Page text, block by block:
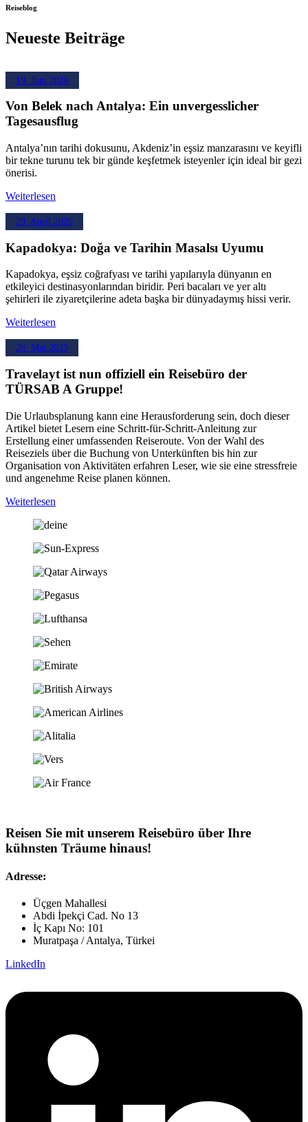
Reiseblog
Neueste Beiträge
19. Juni 2026
Von Belek nach Antalya: Ein unvergesslicher
Tagesausflug
Antalya’nın tarihi dokusunu, Akdeniz’in eşsiz manzarasını ve keyifli
bir tekne turunu tek bir günde keşfetmek isteyenler için ideal bir gezi
önerisi.
Weiterlesen
29. April 2026
Kapadokya: Doğa ve Tarihin Masalsı Uyumu
Kapadokya, eşsiz coğrafyası ve tarihi yapılarıyla dünyanın en
etkileyici destinasyonlarından biridir. Peri bacaları ve yer altı
şehirleri ile ziyaretçilerine adeta başka bir dünyadaymış hissi verir.
Weiterlesen
26. Mai 2025
Travelayt ist nun offiziell ein Reisebüro der
TÜRSAB A Gruppe!
Die Urlaubsplanung kann eine Herausforderung sein, doch dieser
Artikel bietet Lesern eine Schritt-für-Schritt-Anleitung zur
Erstellung einer umfassenden Reiseroute. Von der Wahl des
Reiseziels über die Buchung von Unterkünften bis hin zur
Organisation von Aktivitäten erfahren Leser, wie sie eine stressfreie
und angenehme Reise planen können.
Weiterlesen
Reisen Sie mit unserem Reisebüro über Ihre
kühnsten Träume hinaus!
Adresse:
Üçgen Mahallesi
Abdi İpekçi Cad. No 13
İç Kapı No: 101
Muratpaşa / Antalya, Türkei
LinkedIn